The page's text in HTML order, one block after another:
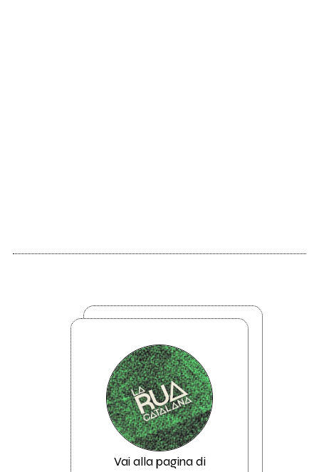
Vai alla pagina di